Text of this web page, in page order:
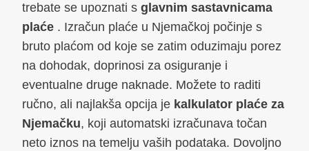
trebate se upoznati s glavnim sastavnicama
plaće . Izračun plaće u Njemačkoj počinje s
bruto plaćom od koje se zatim oduzimaju porez
na dohodak, doprinosi za osiguranje i
eventualne druge naknade. Možete to raditi
ručno, ali najlakša opcija je kalkulator plaće za
Njemačku, koji automatski izračunava točan
neto iznos na temelju vaših podataka. Dovoljno